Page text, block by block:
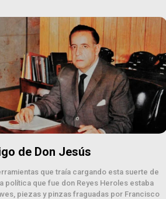
de Don Jesús
que traía cargando esta suerte de
política que fue don Reyes Heroles estaba
piezas y pinzas fraguadas por Francisco